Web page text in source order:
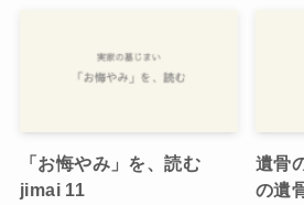
「お悔やみ」を、読む
jimai 11
遺骨
の遺